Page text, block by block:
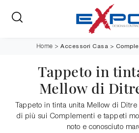
Home > Accessori Casa >
Tappeto in
Mellow di
Tappeto in tinta unita Mellow di
di più sui Complementi e tappeti
noto e conosciuto